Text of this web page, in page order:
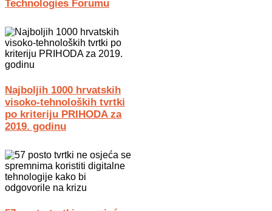
Technologies Forumu
Najboljih 1000 hrvatskih
visoko-tehnoloških tvrtki
po kriteriju PRIHODA za
2019. godinu